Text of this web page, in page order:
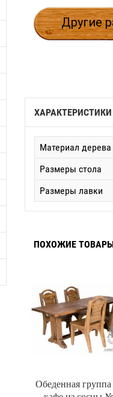
Другие
ХАРАКТЕРИСТИКИ
Материал дерева
Размеры стола
Размеры лавки
ПОХОЖИЕ
Обеденная группа